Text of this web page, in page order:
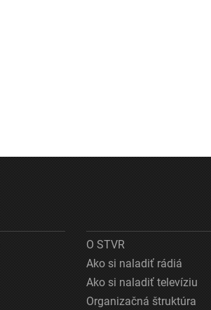
O STVR
Ako si naladiť rádiá
Ako si naladiť televíziu
Organizačná štruktúra